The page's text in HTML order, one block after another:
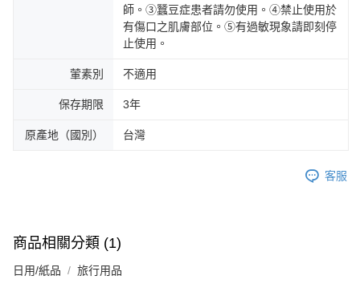
師。③蠶豆症患者請勿使用。④禁止使用於
有傷口之肌膚部位。⑤有過敏現象請即刻停
止使用。
葷素別 不適用
保存期限 3年
原產地（國別） 台灣
客服
商品相關分類 (1)
日用/紙品 旅行用品